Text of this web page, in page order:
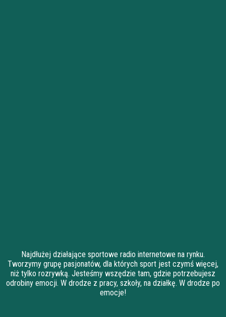
Najdłużej działające sportowe radio internetowe na rynku.
Tworzymy grupę pasjonatów, dla których sport jest czymś więcej,
niż tylko rozrywką. Jesteśmy wszędzie tam, gdzie potrzebujesz
odrobiny emocji. W drodze z pracy, szkoły, na działkę. W drodze po
emocje!